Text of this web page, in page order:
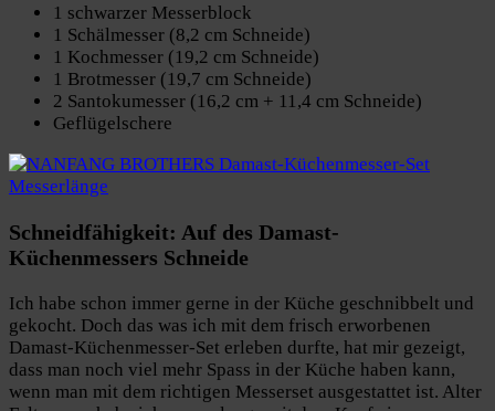
1 schwarzer Messerblock
1 Schälmesser (8,2 cm Schneide)
1 Kochmesser (19,2 cm Schneide)
1 Brotmesser (19,7 cm Schneide)
2 Santokumesser (16,2 cm + 11,4 cm Schneide)
Geflügelschere
Schneidfähigkeit: Auf des Damast-
Küchenmessers Schneide
Ich habe schon immer gerne in der Küche geschnibbelt und
gekocht. Doch das was ich mit dem frisch erworbenen
Damast-Küchenmesser-Set erleben durfte, hat mir gezeigt,
dass man noch viel mehr Spass in der Küche haben kann,
wenn man mit dem richtigen Messerset ausgestattet ist. Alter